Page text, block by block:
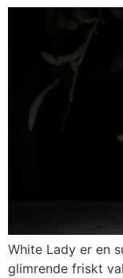
White Lady er en
glimrende friskt